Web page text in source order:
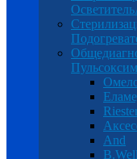
Осветитель
And
B.Well